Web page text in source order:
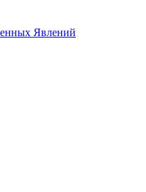
Явлений